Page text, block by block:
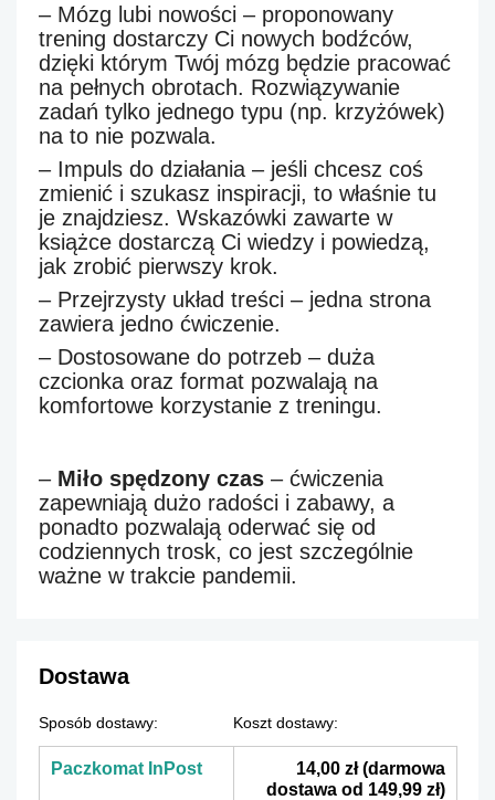
– Mózg lubi nowości – proponowany
trening dostarczy Ci nowych bodźców,
dzięki którym Twój mózg będzie pracować
na pełnych obrotach. Rozwiązywanie
zadań tylko jednego typu (np. krzyżówek)
na to nie pozwala.
– Impuls do działania – jeśli chcesz coś
zmienić i szukasz inspiracji, to właśnie tu
je znajdziesz. Wskazówki zawarte w
książce dostarczą Ci wiedzy i powiedzą,
jak zrobić pierwszy krok.
– Przejrzysty układ treści – jedna strona
zawiera jedno ćwiczenie.
– Dostosowane do potrzeb – duża
czcionka oraz format pozwalają na
komfortowe korzystanie z treningu.
– Miło spędzony czas – ćwiczenia
zapewniają dużo radości i zabawy, a
ponadto pozwalają oderwać się od
codziennych trosk, co jest szczególnie
ważne w trakcie pandemii.
Dostawa
Sposób dostawy: Koszt dostawy:
Paczkomat InPost 14,00 zł(darmowa
dostawa od 149,99 zł)